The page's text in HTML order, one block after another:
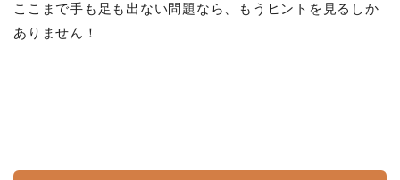
ここまで手も足も出ない問題なら、もうヒントを見るしか
ありません！